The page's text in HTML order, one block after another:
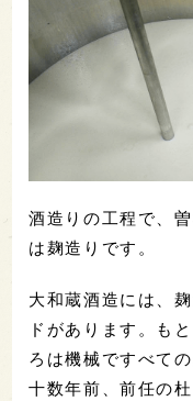
酒造りの工程で、
は麹造りです。
大和蔵酒造には、
ドがあります。も
ろは機械ですべて
十数年前、前任の